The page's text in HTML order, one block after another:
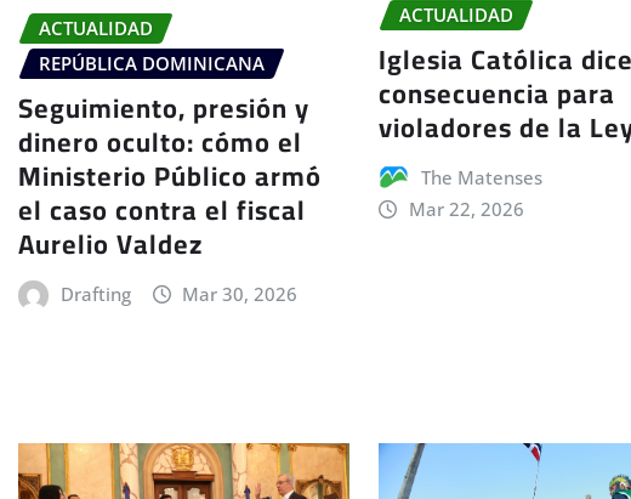
ACTUALIDAD
REPÚBLICA DOMINICANA
Seguimiento, presión y
dinero oculto: cómo el
Ministerio Público armó
el caso contra el fiscal
Aurelio Valdez
Drafting Mar 30, 2026
ACTUALIDAD
Iglesia Católica
consecuencia para
violadores de la
The Matenses
Mar 22, 2026